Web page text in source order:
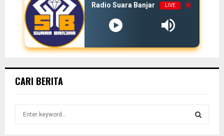
Radio Suara Banjar LIVE
CARI BERITA